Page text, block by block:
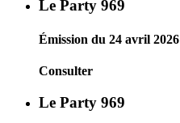
Le Party 969
Émission du 24 avril 2026
Consulter
Le Party 969